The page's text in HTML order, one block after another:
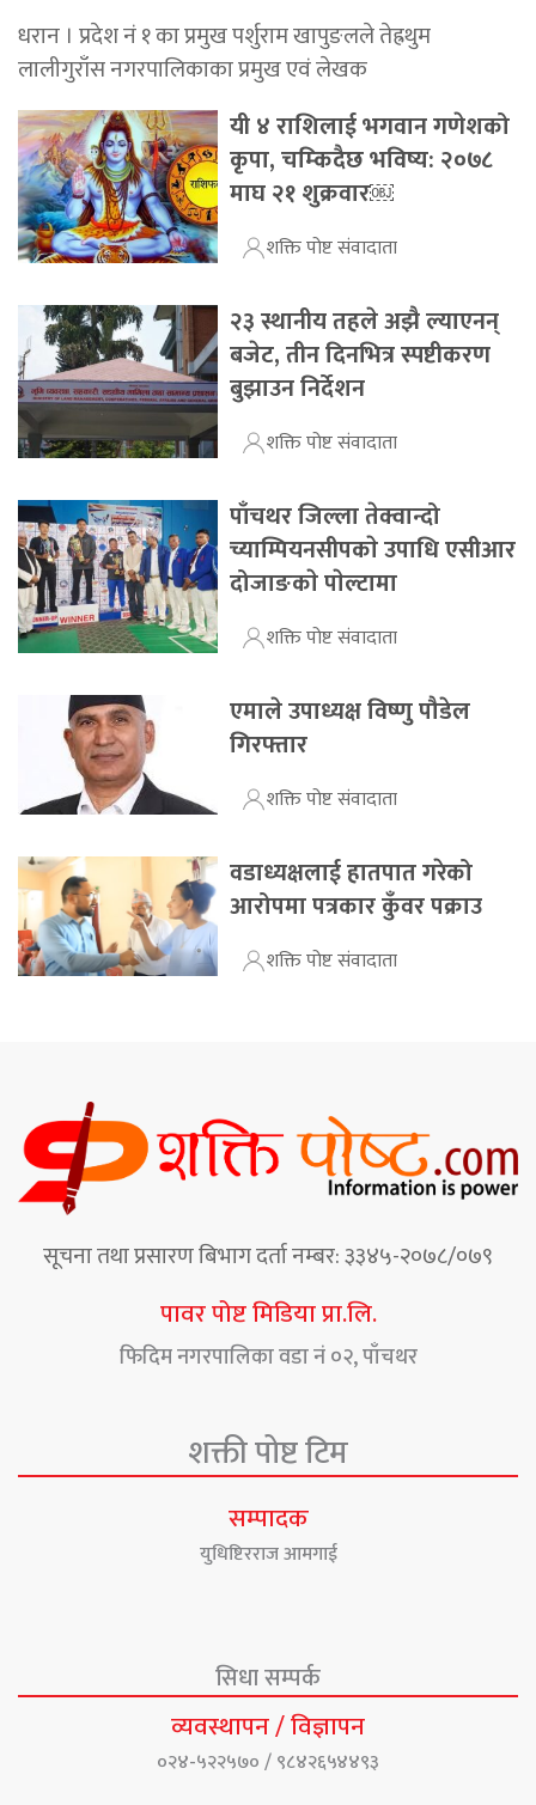
धरान । प्रदेश नं १ का प्रमुख पर्शुराम खापुङलले तेह्रथुम
लालीगुराँस नगरपालिकाका प्रमुख एवं लेखक
यी ४ राशिलाई भगवान गणेशको
कृपा, चम्किदैछ भविष्य: २०७८
माघ २१ शुक्रवार￼
शक्ति पोष्ट संवादाता
२३ स्थानीय तहले अझै ल्याएनन्
बजेट, तीन दिनभित्र स्पष्टीकरण
बुझाउन निर्देशन
शक्ति पोष्ट संवादाता
पाँचथर जिल्ला तेक्वान्दो
च्याम्पियनसीपकाे उपाधि एसीआर
दोजाङकाे पाेल्टामा
शक्ति पोष्ट संवादाता
एमाले उपाध्यक्ष विष्णु पौडेल
गिरफ्तार
शक्ति पोष्ट संवादाता
वडाध्यक्षलाई हातपात गरेको
आरोपमा पत्रकार कुँवर पक्राउ
शक्ति पोष्ट संवादाता
सूचना तथा प्रसारण बिभाग दर्ता नम्बर: ३३४५-२०७८/०७९
पावर पोष्ट मिडिया प्रा.लि.
फिदिम नगरपालिका वडा नं ०२, पाँचथर
शक्ती पोष्ट टिम
सम्पादक
युधिष्टिरराज आमगाई
सिधा सम्पर्क
व्यवस्थापन / विज्ञापन
०२४-५२२५७० / ९८४२६५४४९३